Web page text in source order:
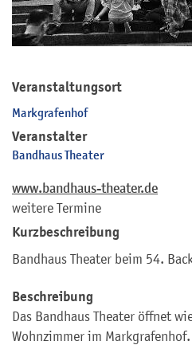
Veranstaltungsort
Markgrafenhof
Veranstalter
Bandhaus Theater
www.bandhaus-theater.de
weitere Termine
Kurzbeschreibung
Bandhaus Theater beim 54.
Beschreibung
Das Bandhaus Theater öffnet
Wohnzimmer im